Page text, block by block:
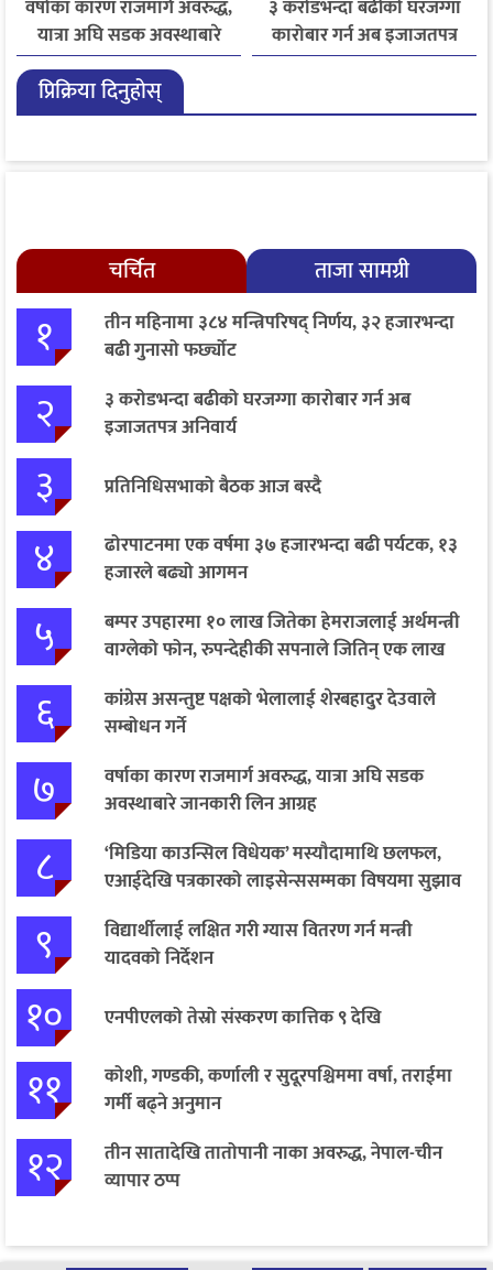
वर्षाका कारण राजमार्ग अवरुद्ध,
यात्रा अघि सडक अवस्थाबारे
जानकारी लिन आग्रह
३ करोडभन्दा बढीको घरजग्गा
कारोबार गर्न अब इजाजतपत्र
अनिवार्य
प्रिक्रिया दिनुहोस्
चर्चित ताजा सामग्री
१
तीन महिनामा ३८४ मन्त्रिपरिषद् निर्णय, ३२ हजारभन्दा
बढी गुनासो फर्छ्योट
२
३ करोडभन्दा बढीको घरजग्गा कारोबार गर्न अब
इजाजतपत्र अनिवार्य
३ प्रतिनिधिसभाको बैठक आज बस्दै
४
ढोरपाटनमा एक वर्षमा ३७ हजारभन्दा बढी पर्यटक, १३
हजारले बढ्यो आगमन
५
बम्पर उपहारमा १० लाख जितेका हेमराजलाई अर्थमन्त्री
वाग्लेको फोन, रुपन्देहीकी सपनाले जितिन् एक लाख
६
कांग्रेस असन्तुष्ट पक्षको भेलालाई शेरबहादुर देउवाले
सम्बोधन गर्ने
७
वर्षाका कारण राजमार्ग अवरुद्ध, यात्रा अघि सडक
अवस्थाबारे जानकारी लिन आग्रह
८
‘मिडिया काउन्सिल विधेयक’ मस्यौदामाथि छलफल,
एआईदेखि पत्रकारको लाइसेन्ससम्मका विषयमा सुझाव
९
विद्यार्थीलाई लक्षित गरी ग्यास वितरण गर्न मन्त्री
यादवको निर्देशन
१० एनपीएलको तेस्रो संस्करण कात्तिक ९ देखि
११
कोशी, गण्डकी, कर्णाली र सुदूरपश्चिममा वर्षा, तराईमा
गर्मी बढ्ने अनुमान
१२
तीन सातादेखि तातोपानी नाका अवरुद्ध, नेपाल-चीन
व्यापार ठप्प